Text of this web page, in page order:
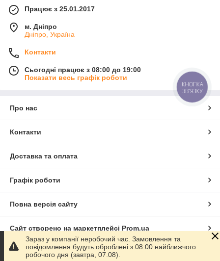
Працює з 25.01.2017
м. Дніпро
Дніпро, Україна
Контакти
Сьогодні працює з 08:00 до 19:00
Показати весь графік роботи
Про нас
Контакти
Доставка та оплата
Графік роботи
Повна версія сайту
Сайт створено на маркетплейсі Prom.ua
Політика конфіденційності
Зараз у компанії неробочий час. Замовлення та
повідомлення будуть оброблені з 08:00 найближчого
робочого дня (завтра, 07.08).
КНОПКА
ЗВ'ЯЗКУ